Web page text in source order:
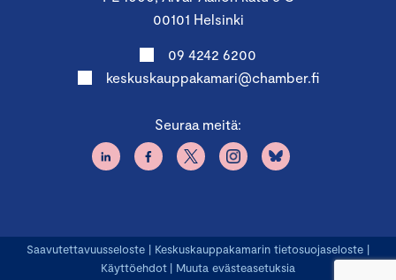
00101 Helsinki
09 4242 6200
keskuskauppakamari@chamber.fi
Seuraa meitä:
Saavutettavuusseloste | Keskuskauppakamarin tietosuojaseloste |
Käyttöehdot | Muuta evästeasetuksia